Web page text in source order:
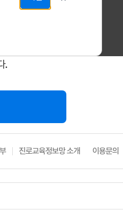
.
진로교육정보망 소개 이용문의